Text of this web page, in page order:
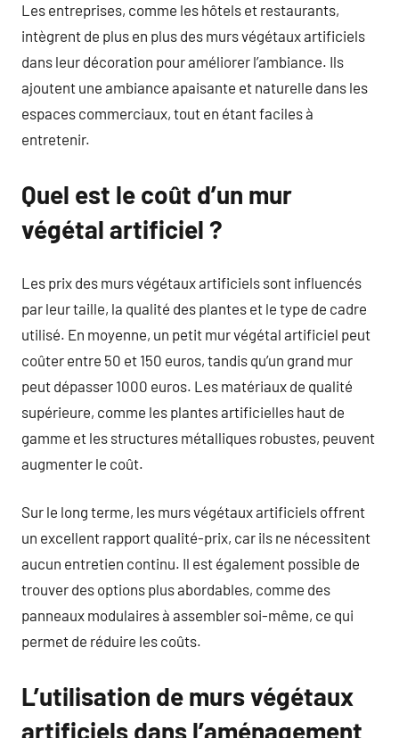
Les entreprises, comme les hôtels et restaurants,
intègrent de plus en plus des murs végétaux artificiels
dans leur décoration pour améliorer l’ambiance. Ils
ajoutent une ambiance apaisante et naturelle dans les
espaces commerciaux, tout en étant faciles à
entretenir.
Quel est le coût d’un mur
végétal artificiel ?
Les prix des murs végétaux artificiels sont influencés
par leur taille, la qualité des plantes et le type de cadre
utilisé. En moyenne, un petit mur végétal artificiel peut
coûter entre 50 et 150 euros, tandis qu’un grand mur
peut dépasser 1000 euros. Les matériaux de qualité
supérieure, comme les plantes artificielles haut de
gamme et les structures métalliques robustes, peuvent
augmenter le coût.
Sur le long terme, les murs végétaux artificiels offrent
un excellent rapport qualité-prix, car ils ne nécessitent
aucun entretien continu. Il est également possible de
trouver des options plus abordables, comme des
panneaux modulaires à assembler soi-même, ce qui
permet de réduire les coûts.
L’utilisation de murs végétaux
artificiels dans l’aménagement